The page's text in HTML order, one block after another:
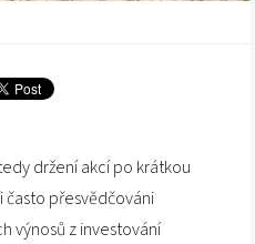
držení akcí po krátkou
přesvědčováni
výnosů z investování